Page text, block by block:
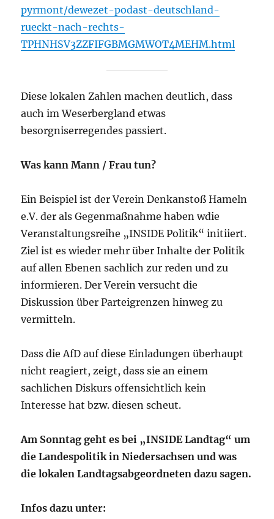
pyrmont/dewezet-podast-deutschland-
rueckt-nach-rechts-
TPHNHSV3ZZFIFGBMGMWOT4MEHM.html
Diese lokalen Zahlen machen deutlich, dass
auch im Weserbergland etwas
besorgniserregendes passiert.
Was kann Mann / Frau tun?
Ein Beispiel ist der Verein Denkanstoß Hameln
e.V. der als Gegenmaßnahme haben wdie
Veranstaltungsreihe „INSIDE Politik“ initiiert.
Ziel ist es wieder mehr über Inhalte der Politik
auf allen Ebenen sachlich zur reden und zu
informieren. Der Verein versucht die
Diskussion über Parteigrenzen hinweg zu
vermitteln.
Dass die AfD auf diese Einladungen überhaupt
nicht reagiert, zeigt, dass sie an einem
sachlichen Diskurs offensichtlich kein
Interesse hat bzw. diesen scheut.
Am Sonntag geht es bei „INSIDE Landtag“ um
die Landespolitik in Niedersachsen und was
die lokalen Landtagsabgeordneten dazu sagen.
Infos dazu unter: